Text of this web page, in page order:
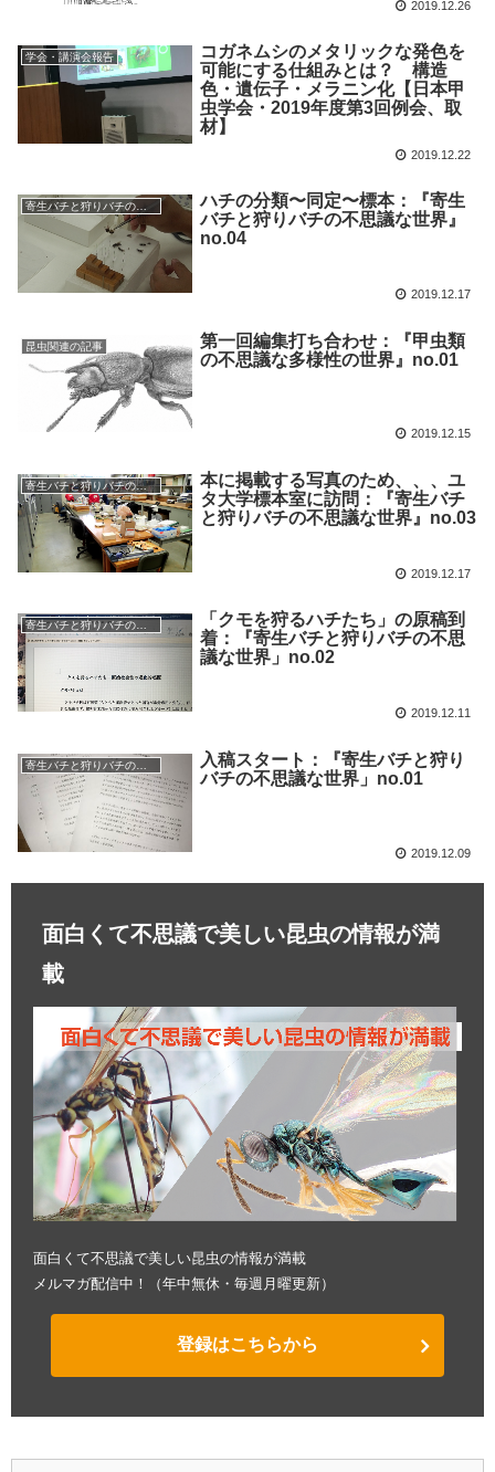
2019.12.26
学会・講演会報告
コガネムシのメタリックな発色を
可能にする仕組みとは？ 構造
色・遺伝子・メラニン化【日本甲
虫学会・2019年度第3回例会、取
材】
2019.12.22
寄生バチと狩りバチの不思議な世界
ハチの分類〜同定〜標本：『寄生
バチと狩りバチの不思議な世界』
no.04
2019.12.17
昆虫関連の記事
第一回編集打ち合わせ：『甲虫類
の不思議な多様性の世界』no.01
2019.12.15
寄生バチと狩りバチの不思議な世界
本に掲載する写真のため、、、ユ
タ大学標本室に訪問：『寄生バチ
と狩りバチの不思議な世界』no.03
2019.12.17
寄生バチと狩りバチの不思議な世界
「クモを狩るハチたち」の原稿到
着：『寄生バチと狩りバチの不思
議な世界」no.02
2019.12.11
入稿スタート：『寄生バチと狩り
バチの不思議な世界」no.01
2019.12.09
面白くて不思議で美しい昆虫の情報が満
載
面白くて不思議で美しい昆虫の情報が満載
メルマガ配信中！（年中無休・毎週月曜更新）
登録はこちらから